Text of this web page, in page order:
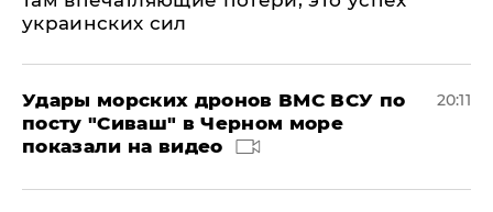
украинских сил
Удары морских дронов ВМС ВСУ по
посту "Сиваш" в Черном море
показали на видео
20:11